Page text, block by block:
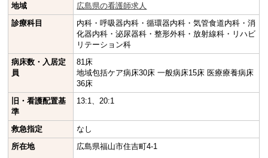
地域
広島県の看護師求人
診療科目
内科・呼吸器内科・循環器内科・気管食道内科・消
化器内科・泌尿器科・整形外科・放射線科・リハビ
リテーション科
病床数・入居定
員
81床
地域包括ケア病床30床 一般病床15床 医療療養病床
36床
旧・看護配置基
準
13:1、20:1
救急指定
なし
所在地
広島県福山市住吉町4-1